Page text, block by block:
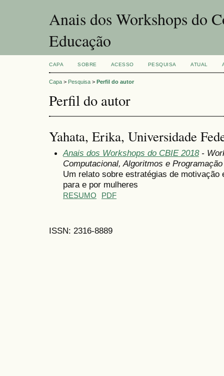
Anais dos Workshops do
Educação
CAPA SOBRE ACESSO PESQUISA ATUAL
Capa > Pesquisa > Perfil do autor
Perfil do autor
Yahata, Erika, Universidade
Anais dos Workshops do CBIE 2018-
Computacional, Algoritmos e
Um relato sobre estratégias de motivação
para e por mulheres
RESUMO PDF
ISSN: 2316-8889